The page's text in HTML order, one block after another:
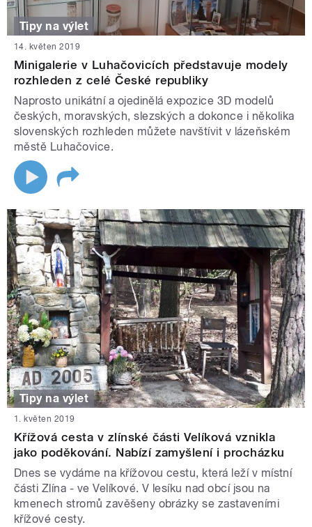
Tipy na výlet
14. květen 2019
Minigalerie v Luhačovicích představuje modely
rozhleden z celé České republiky
Naprosto unikátní a ojedinělá expozice 3D modelů
českých, moravských, slezských a dokonce i několika
slovenských rozhleden můžete navštívit v lázeňském
městě Luhačovice.
Tipy na výlet
1. květen 2019
Křížová cesta v zlínské části Velíková vznikla
jako poděkování. Nabízí zamyšlení i procházku
Dnes se vydáme na křížovou cestu, která leží v místní
části Zlína - ve Velíkové. V lesíku nad obcí jsou na
kmenech stromů zavěšeny obrázky se zastaveními
křížové cesty.